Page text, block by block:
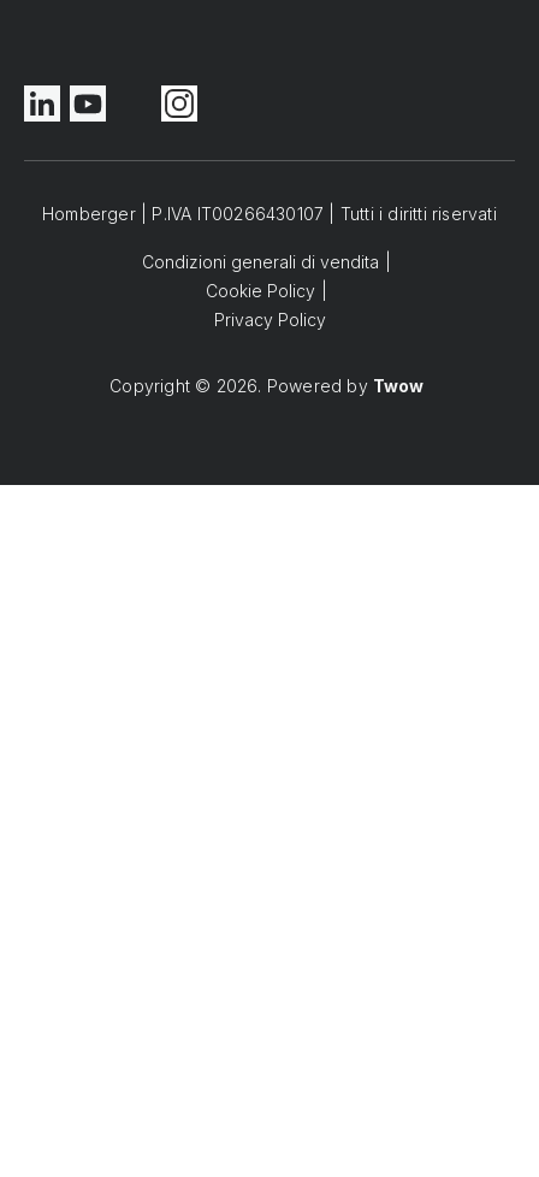
Homberger | P.IVA IT00266430107 | Tutti i diritti riservati
Condizioni generali di vendita
Cookie Policy
Privacy Policy
Copyright © 2026. Powered by Twow